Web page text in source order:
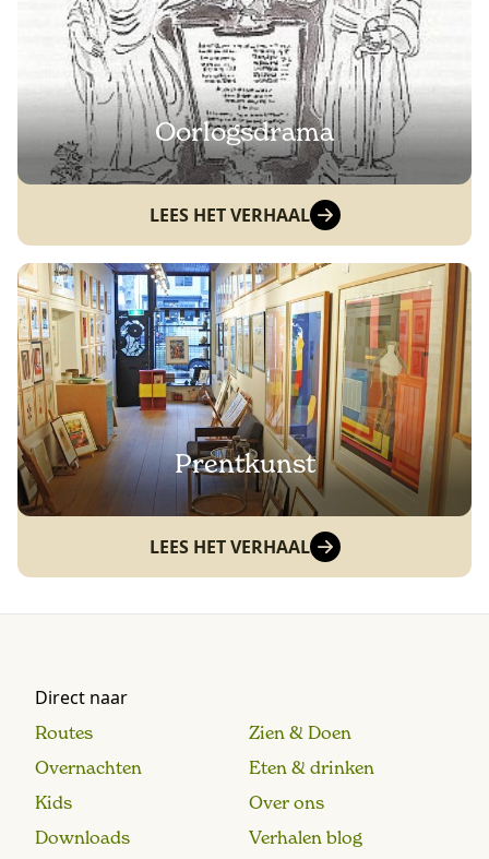
Oorlogsdrama
LEES HET VERHAAL
Prentkunst
LEES HET VERHAAL
Direct naar
Routes
Zien & Doen
Overnachten
Eten & drinken
Kids
Over ons
Downloads
Verhalen blog